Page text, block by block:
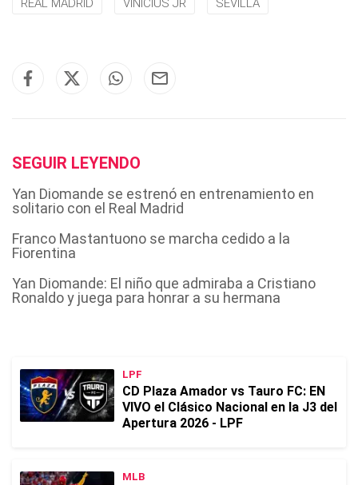
REAL MADRID VINICIUS JR SEVILLA
SEGUIR LEYENDO
Yan Diomande se estrenó en entrenamiento en
solitario con el Real Madrid
Franco Mastantuono se marcha cedido a la
Fiorentina
Yan Diomande: El niño que admiraba a Cristiano
Ronaldo y juega para honrar a su hermana
LPF
CD Plaza Amador vs Tauro FC: EN
VIVO el Clásico Nacional en la J3 del
Apertura 2026 - LPF
MLB